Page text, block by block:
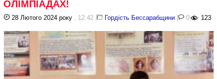
ОЛІМПІАДАХ!
28 Лютого 2024 року , 12:42 | Гордість Бессарабщини | 0| 123